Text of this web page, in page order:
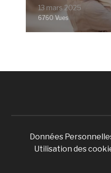
13 mars 2025
6760 Vues
Données
Utilisation des